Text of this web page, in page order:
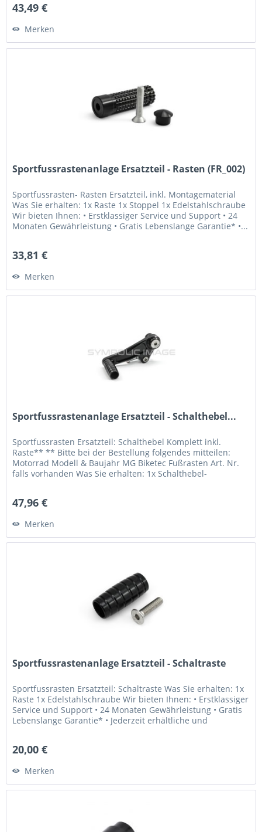
43,49 €
Merken
Sportfussrastenanlage Ersatzteil - Rasten (FR_002)
Sportfussrasten- Rasten Ersatzteil, inkl. Montagematerial
Was Sie erhalten: 1x Raste 1x Stoppel 1x Edelstahlschraube
Wir bieten Ihnen: • Erstklassiger Service und Support • 24
Monaten Gewährleistung • Gratis Lebenslange Garantie* •...
33,81 €
Merken
Sportfussrastenanlage Ersatzteil - Schalthebel...
Sportfussrasten Ersatzteil: Schalthebel Komplett inkl.
Raste** ** Bitte bei der Bestellung folgendes mitteilen:
Motorrad Modell & Baujahr MG Biketec Fußrasten Art. Nr.
falls vorhanden Was Sie erhalten: 1x Schalthebel-
47,96 €
Merken
Sportfussrastenanlage Ersatzteil - Schaltraste
Sportfussrasten Ersatzteil: Schaltraste Was Sie erhalten: 1x
Raste 1x Edelstahlschraube Wir bieten Ihnen: • Erstklassiger
Service und Support • 24 Monaten Gewährleistung • Gratis
Lebenslange Garantie* • Jederzeit erhältliche und
20,00 €
Merken